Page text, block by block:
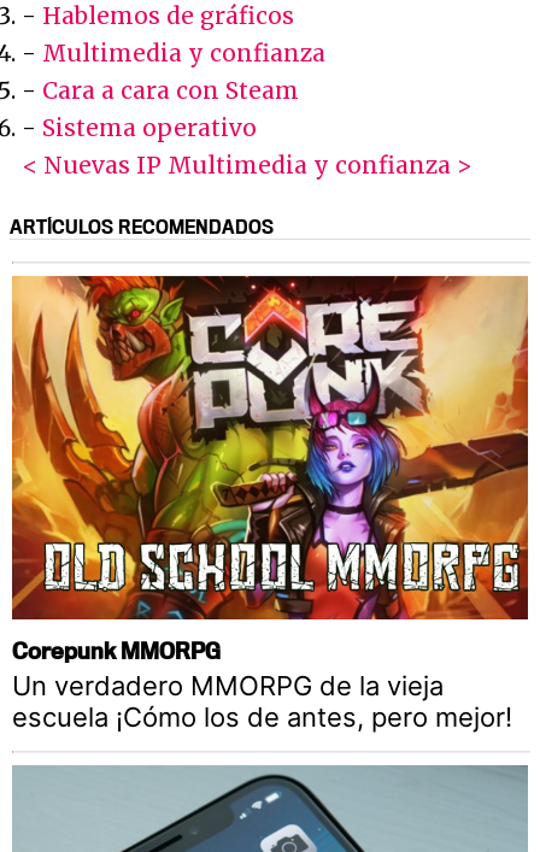
- Hablemos de gráficos
- Multimedia y confianza
- Cara a cara con Steam
- Sistema operativo
< Nuevas IP Multimedia y confianza >
ARTÍCULOS RECOMENDADOS
Corepunk MMORPG
Un verdadero MMORPG de la vieja
escuela ¡Cómo los de antes, pero mejor!